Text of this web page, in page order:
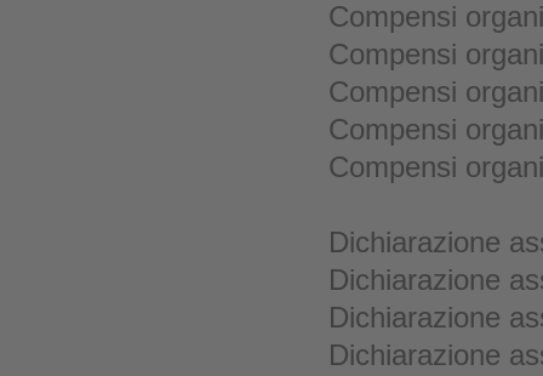
Compensi
Compensi
Compensi
Compensi
Compensi
Dichiarazione
Dichiarazione
Dichiarazione
Dichiarazione